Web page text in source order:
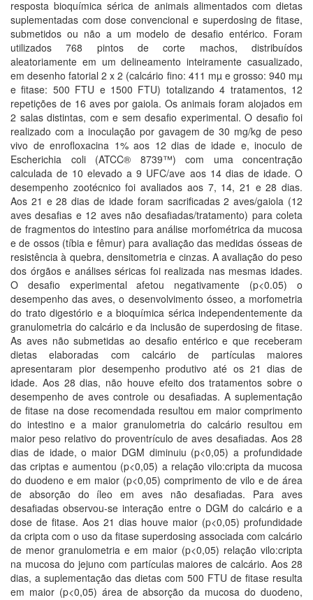
resposta bioquímica sérica de animais alimentados com dietas
suplementadas com dose convencional e superdosing de fitase,
submetidos ou não a um modelo de desafio entérico. Foram
utilizados 768 pintos de corte machos, distribuídos
aleatoriamente em um delineamento inteiramente casualizado,
em desenho fatorial 2 x 2 (calcário fino: 411 mµ e grosso: 940 mµ
e fitase: 500 FTU e 1500 FTU) totalizando 4 tratamentos, 12
repetições de 16 aves por gaiola. Os animais foram alojados em
2 salas distintas, com e sem desafio experimental. O desafio foi
realizado com a inoculação por gavagem de 30 mg/kg de peso
vivo de enrofloxacina 1% aos 12 dias de idade e, inoculo de
Escherichia coli (ATCC® 8739™) com uma concentração
calculada de 10 elevado a 9 UFC/ave aos 14 dias de idade. O
desempenho zootécnico foi avaliados aos 7, 14, 21 e 28 dias.
Aos 21 e 28 dias de idade foram sacrificadas 2 aves/gaiola (12
aves desafias e 12 aves não desafiadas/tratamento) para coleta
de fragmentos do intestino para análise morfométrica da mucosa
e de ossos (tíbia e fêmur) para avaliação das medidas ósseas de
resistência à quebra, densitometria e cinzas. A avaliação do peso
dos órgãos e análises séricas foi realizada nas mesmas idades.
O desafio experimental afetou negativamente (p<0.05) o
desempenho das aves, o desenvolvimento ósseo, a morfometria
do trato digestório e a bioquímica sérica independentemente da
granulometria do calcário e da inclusão de superdosing de fitase.
As aves não submetidas ao desafio entérico e que receberam
dietas elaboradas com calcário de partículas maiores
apresentaram pior desempenho produtivo até os 21 dias de
idade. Aos 28 dias, não houve efeito dos tratamentos sobre o
desempenho de aves controle ou desafiadas. A suplementação
de fitase na dose recomendada resultou em maior comprimento
do intestino e a maior granulometria do calcário resultou em
maior peso relativo do proventrículo de aves desafiadas. Aos 28
dias de idade, o maior DGM diminuiu (p<0,05) a profundidade
das criptas e aumentou (p<0,05) a relação vilo:cripta da mucosa
do duodeno e em maior (p<0,05) comprimento de vilo e de área
de absorção do íleo em aves não desafiadas. Para aves
desafiadas observou-se interação entre o DGM do calcário e a
dose de fitase. Aos 21 dias houve maior (p<0,05) profundidade
da cripta com o uso da fitase superdosing associada com calcário
de menor granulometria e em maior (p<0,05) relação vilo:cripta
na mucosa do jejuno com partículas maiores de calcário. Aos 28
dias, a suplementação das dietas com 500 FTU de fitase resulta
em maior (p<0,05) área de absorção da mucosa do duodeno,